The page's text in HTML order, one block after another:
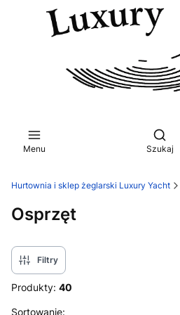
Menu Szukaj
Hurtownia i sklep żeglarski Luxury Yacht
Osprzęt
Filtry
Produkty: 40
Sortowanie: